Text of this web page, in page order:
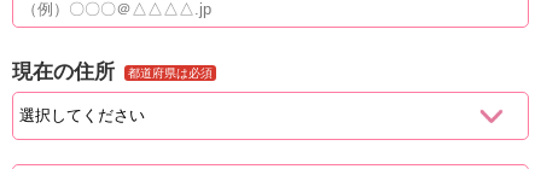
現在の住所 都道府県は必須